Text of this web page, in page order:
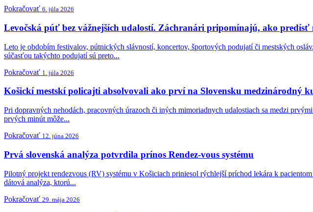
Pokračovať 6. júla 2026
Levočská púť bez vážnejších udalostí. Záchranári pripomínajú, ako
Leto je obdobím festivalov, pútnických slávností, koncertov, športových podujatí či mestských
súčasťou takýchto podujatí sú preto...
Pokračovať 1. júla 2026
Košickí mestskí policajti absolvovali ako prví na Slovensku medzinárodný
Pri dopravných nehodách, pracovných úrazoch či iných mimoriadnych udalostiach sa medzi
prvých minút môže...
Pokračovať 12. júna 2026
Prvá slovenská analýza potvrdila prínos Rendez-vous systému
Pilotný projekt rendezvous (RV) systému v Košiciach priniesol rýchlejší príchod lekára k
dátová analýza, ktorú...
Pokračovať 29. mája 2026